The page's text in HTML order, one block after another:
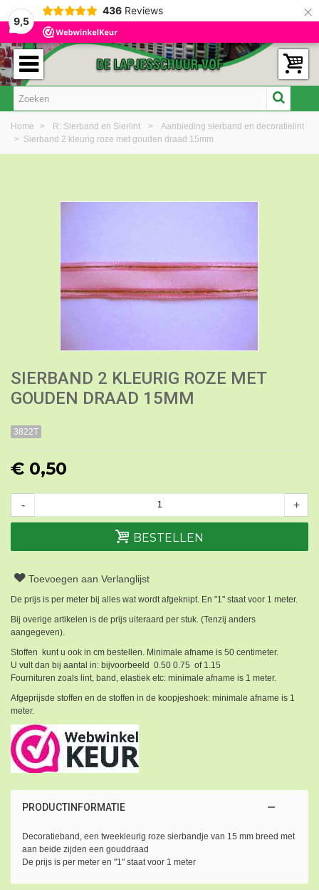
9,5
436 Reviews ×
Home > R: Sierband en Sierlint >
Aanbieding sierband en decoratielint
> Sierband 2 kleurig roze met gouden draad 15mm
SIERBAND 2 KLEURIG ROZE MET
GOUDEN DRAAD 15MM
3822T
€ 0,50
- +
BESTELLEN
Toevoegen aan Verlanglijst
De prijs is per meter bij alles wat wordt afgeknipt. En "1" staat voor 1 meter.
Bij overige artikelen is de prijs uiteraard per stuk. (Tenzij anders
aangegeven).
Stoffen kunt u ook in cm bestellen. Minimale afname is 50 centimeter.
U vult dan bij aantal in: bijvoorbeeld 0.50 0.75 of 1.15
Fournituren zoals lint, band, elastiek etc: minimale afname is 1 meter.
Afgeprijsde stoffen en de stoffen in de koopjeshoek: minimale afname is 1
meter.
PRODUCTINFORMATIE
Decoratieband, een tweekleurig roze sierbandje van 15 mm breed met
aan beide zijden een gouddraad
De prijs is per meter en "1" staat voor 1 meter